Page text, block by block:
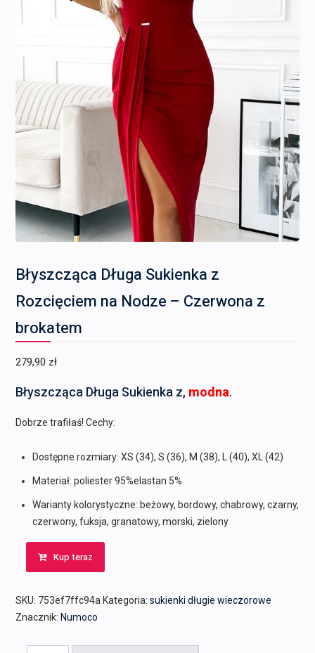
Błyszcząca Długa Sukienka z
Rozcięciem na Nodze – Czerwona z
brokatem
279,90 zł
Błyszcząca Długa Sukienka z, modna.
Dobrze trafiłaś! Cechy:
Dostępne rozmiary: XS (34), S (36), M (38), L (40), XL (42)
Materiał: poliester 95%elastan 5%
Warianty kolorystyczne: beżowy, bordowy, chabrowy, czarny,
czerwony, fuksja, granatowy, morski, zielony
Kup teraz
SKU: 753ef7ffc94a Kategoria: sukienki długie wieczorowe
Znacznik: Numoco